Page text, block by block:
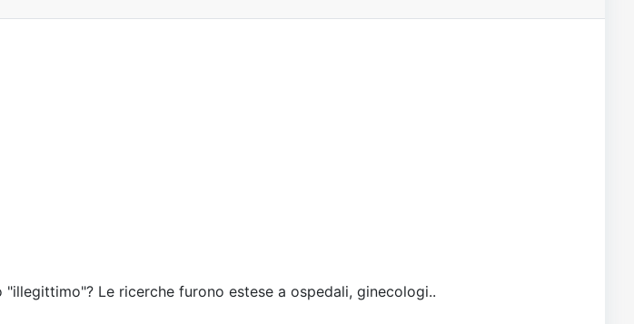
Le ricerche furono estese a ospedali, ginecologi..